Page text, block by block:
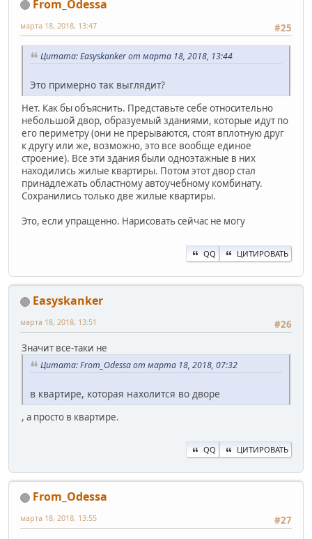
From_Odessa
#25
марта 18, 2018, 13:47
Цитата: Easyskanker от марта 18, 2018, 13:44
Это примерно так выглядит?
Нет. Как бы объяснить. Представьте себе относительно
небольшой двор, образуемый зданиями, которые идут по
его периметру (они не прерываются, стоят вплотную друг
к другу или же, возможно, это все вообще единое
строение). Все эти здания были одноэтажные в них
находились жилые квартиры. Потом этот двор стал
принадлежать областному автоучебному комбинату.
Сохранились только две жилые квартиры.
Это, если упращенно. Нарисовать сейчас не могу
QQ ЦИТИРОВАТЬ
Easyskanker
#26
марта 18, 2018, 13:51
Значит все-таки не
Цитата: From_Odessa от марта 18, 2018, 07:32
в квартире, которая нахолится во дворе
, а просто в квартире.
QQ ЦИТИРОВАТЬ
From_Odessa
#27
марта 18, 2018, 13:55